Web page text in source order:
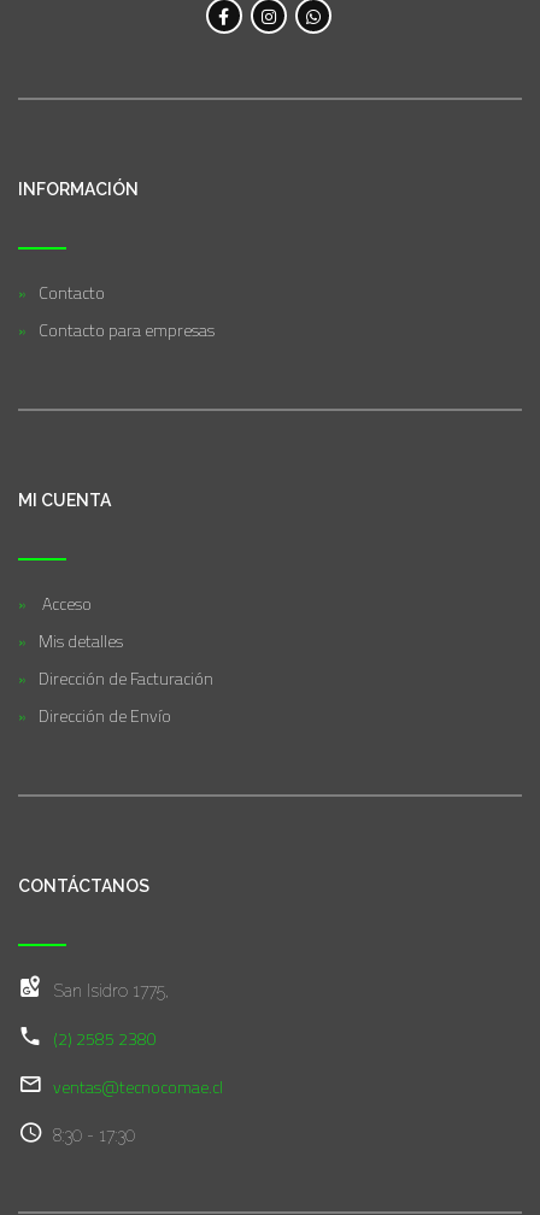
INFORMACIÓN
Contacto
Contacto para empresas
MI CUENTA
Acceso
Mis detalles
Dirección de Facturación
Dirección de Envío
CONTÁCTANOS
San Isidro 1775,
(2) 2585 2380
ventas@tecnocomae.cl
8:30 - 17:30